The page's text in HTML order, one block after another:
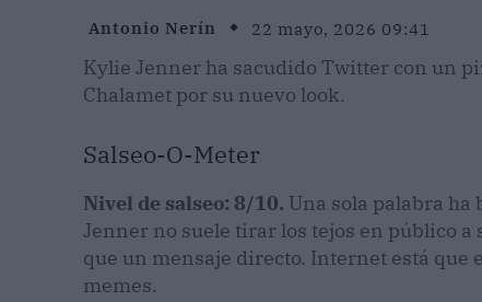
Antonio Nerín 22 mayo, 2026 09:41
Kylie Jenner ha sacudido Twitter con un
Chalamet por su nuevo look.
Salseo-O-Meter
Nivel de salseo: 8/10. Una sola palabra
Jenner no suele tirar los tejos en público
que un mensaje directo. Internet está que
memes.